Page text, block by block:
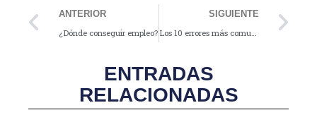
Prev
ANTERIOR
¿Dónde conseguir empleo?
SIGUIENTE
ENTRADAS
RELACIONADAS